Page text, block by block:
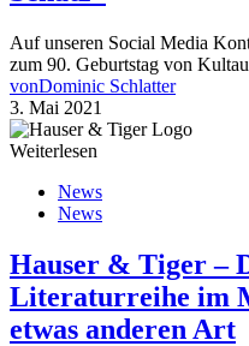
Auf unseren Social Media
zum 90. Geburtstag von
vonDominic Schlatter
3. Mai 2021
Weiterlesen
News
News
Hauser & Tiger –
Literaturreihe im
etwas anderen Art